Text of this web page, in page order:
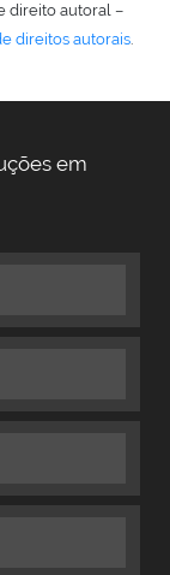
direito autoral –
direitos autorais.
em